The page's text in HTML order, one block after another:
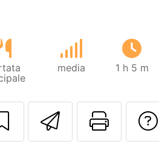
media 1 h 5 m
Invia